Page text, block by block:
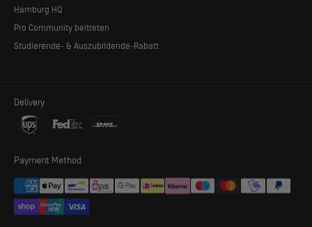
BELÜFTUNG
Die Höhe des Außenzeltes kann sowohl von innen als auch
von außen an beiden Seiten des Zelts verstellt werden.
Zusammen mit den verschließbaren oberen
Hamburg HQ
Pro Community beitreten
Studierende- & Auszubildende-Rabatt
Delivery
Payment Method